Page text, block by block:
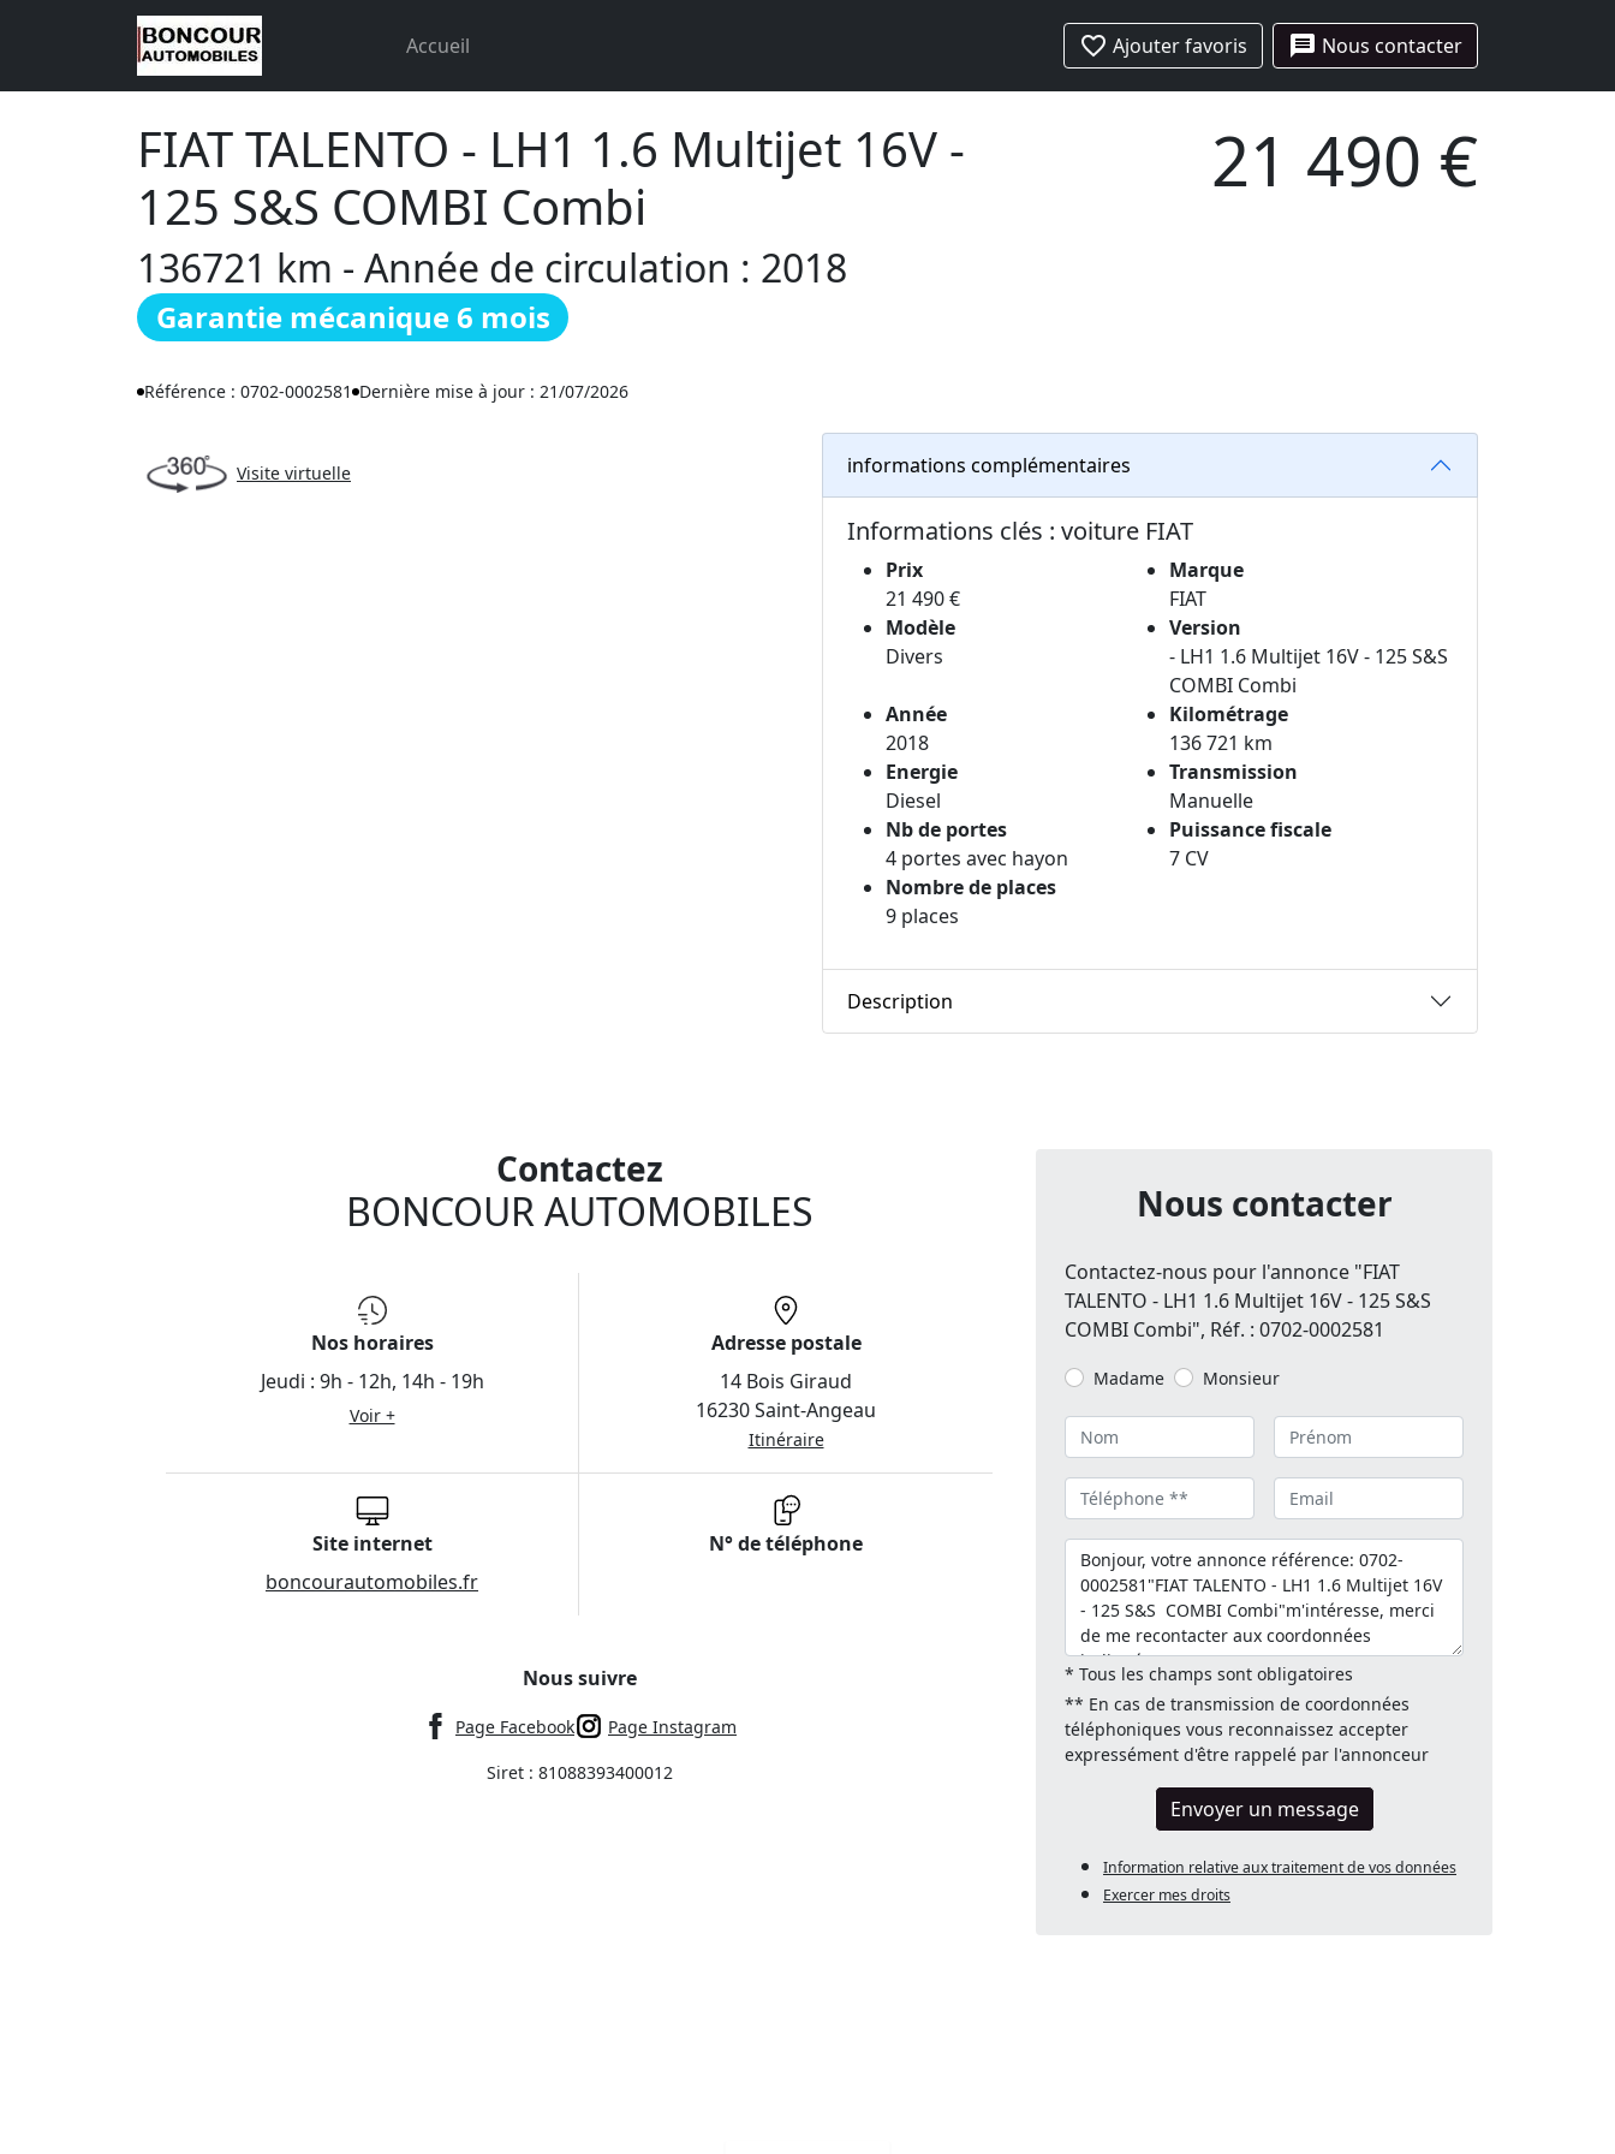
Accueil favorite_border Ajouter favoris message Nous contacter
FIAT TALENTO - LH1 1.6 Multijet 16V -
125 S&S COMBI Combi
136721 km - Année de circulation : 2018
Garantie mécanique 6 mois
21 490 €
Référence : 0702-0002581 Dernière mise à jour : 21/07/2026
Visite virtuelle informations complémentaires
Informations clés : voiture FIAT
Prix
21 490 €
Marque
FIAT
Modèle
Divers
Version
- LH1 1.6 Multijet 16V - 125 S&S
COMBI Combi
Année
2018
Kilométrage
136 721 km
Energie
Diesel
Transmission
Manuelle
Nb de portes
4 portes avec hayon
Puissance fiscale
7 CV
Nombre de places
9 places
Description
Contactez
BONCOUR AUTOMOBILES
Nos horaires
Jeudi : 9h - 12h, 14h - 19h
Voir +
Adresse postale
14 Bois Giraud
16230 Saint-Angeau
Itinéraire
Site internet
boncourautomobiles.fr
N° de téléphone
Nous suivre
Page Facebook
Page Instagram
Siret : 81088393400012
Nous contacter
Contactez-nous pour l'annonce "FIAT
TALENTO - LH1 1.6 Multijet 16V - 125 S&S
COMBI Combi", Réf. : 0702-0002581
Madame Monsieur
* Tous les champs sont obligatoires
** En cas de transmission de coordonnées
téléphoniques vous reconnaissez accepter
expressément d'être rappelé par l'annonceur
Envoyer un message
Information relative aux traitement de vos données
Exercer mes droits